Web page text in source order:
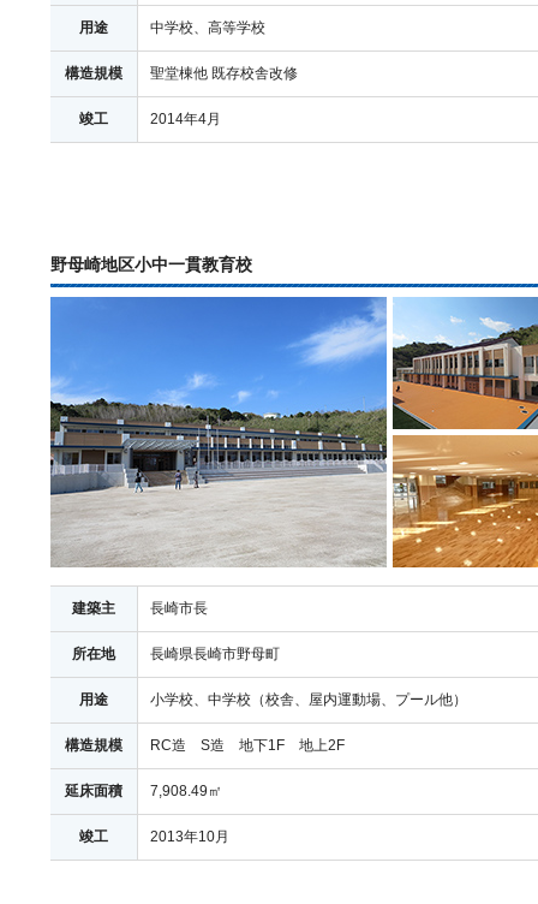
用途 中学校、高等学校
構造規模 聖堂棟他 既存校舎改修
竣工 2014年4月
野母崎地区小中一貫教育校
建築主 長崎市長
所在地 長崎県長崎市野母町
用途 小学校、中学校（校舎、屋内運動場、プール他）
構造規模 RC造 S造 地下1F 地上2F
延床面積 7,908.49㎡
竣工 2013年10月